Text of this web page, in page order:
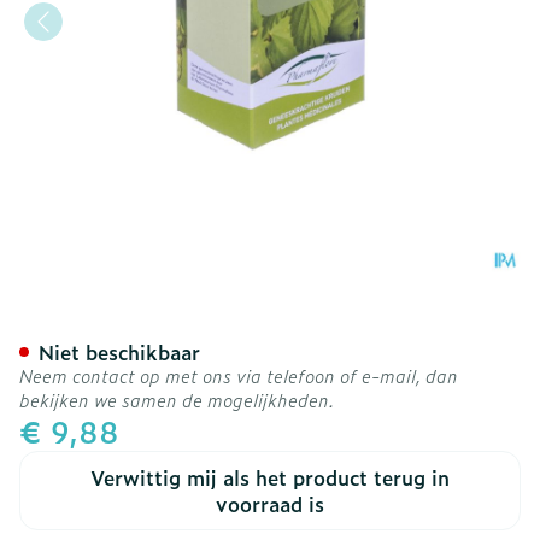
€ 9,88
Verwittig mij als het product terug in
voorraad is
Niet beschikbaar
Neem contact op met ons via telefoon of e-mail, dan
bekijken we samen de mogelijkheden.